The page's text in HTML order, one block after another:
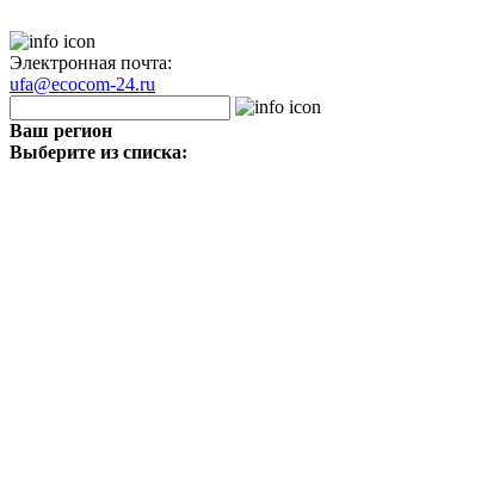
Электронная почта:
ufa@ecocom-24.ru
Ваш регион
Выберите из списка: